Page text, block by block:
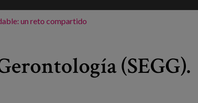
un reto compartido
(SEGG).